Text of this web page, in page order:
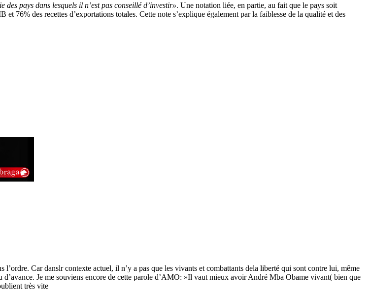
des pays dans lesquels il n’est pas conseillé d’investir». Une notation liée, en partie, au fait que le pays soit
76% des recettes d’exportations totales. Cette note s’explique également par la faiblesse de la qualité et des
Car danslr contexte actuel, il n’y a pas que les vivants et combattants dela liberté qui sont contre lui, même
Je me souviens encore de cette parole d’AMO: »Il vaut mieux avoir André Mba Obame vivant( bien que
très vite